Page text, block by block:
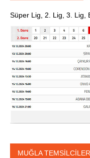
Süper Lig, 2. Lig, 3. Lig,
MUĞLA